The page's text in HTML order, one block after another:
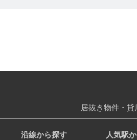
居抜き物件・貸
沿線から探す 人気駅